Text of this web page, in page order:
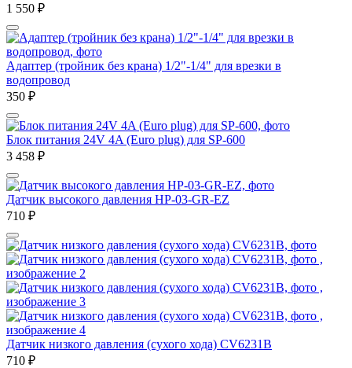
1 550 ₽
Адаптер (тройник без крана) 1/2"-1/4" для врезки в
водопровод
350 ₽
Блок питания 24V 4A (Euro plug) для SP-600
3 458 ₽
Датчик высокого давления HP-03-GR-EZ
710 ₽
Датчик низкого давления (сухого хода) CV6231B
710 ₽